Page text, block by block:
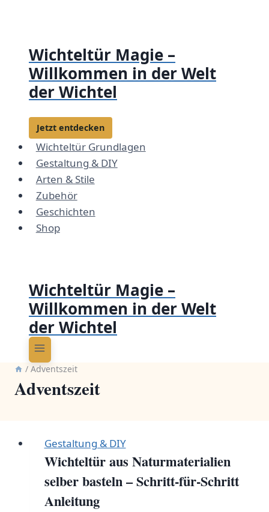
Wichteltür Magie –
Willkommen in der Welt
der Wichtel
Jetzt entdecken
Wichteltür Grundlagen
Gestaltung & DIY
Arten & Stile
Zubehör
Geschichten
Shop
Wichteltür Magie –
Willkommen in der Welt
der Wichtel
/ Adventszeit
Adventszeit
Gestaltung & DIY
Wichteltür aus Naturmaterialien
selber basteln – Schritt-für-Schritt
Anleitung